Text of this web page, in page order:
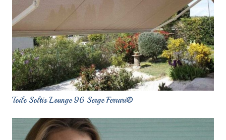
Toile Soltis Lounge 96 Serge Ferrari®